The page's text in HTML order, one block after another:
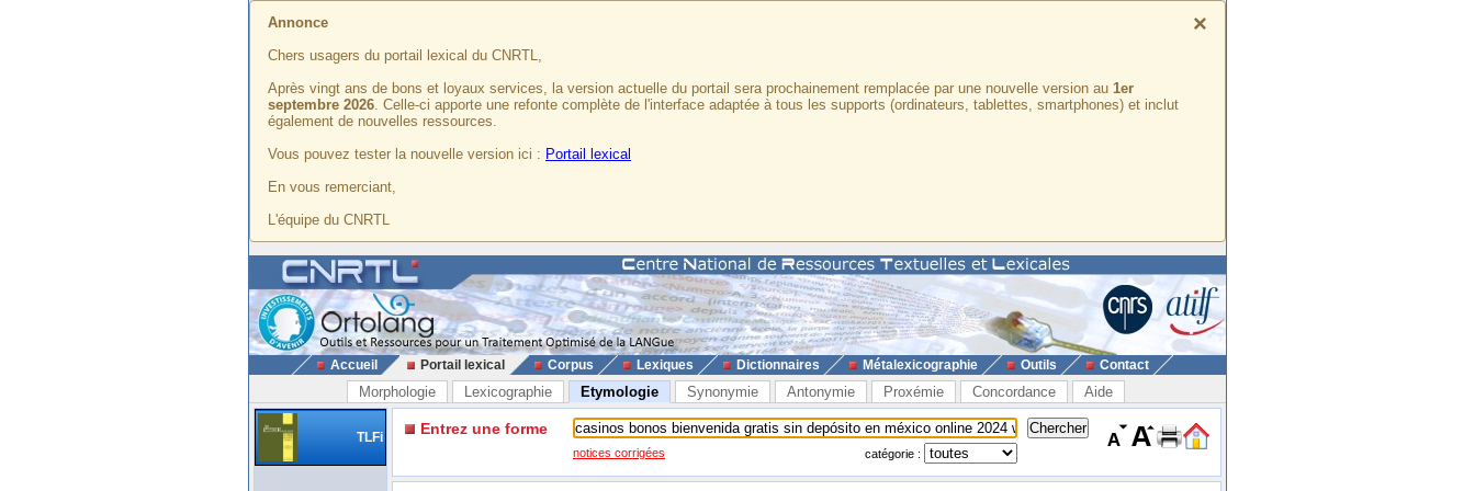
×
Annonce
Chers usagers du portail lexical du CNRTL,
Après vingt ans de bons et loyaux services, la version actuelle du portail sera prochainement remplacée par une nouvelle version au 1er
septembre 2026. Celle-ci apporte une refonte complète de l'interface adaptée à tous les supports (ordinateurs, tablettes, smartphones) et inclut
également de nouvelles ressources.
Vous pouvez tester la nouvelle version ici : Portail lexical
En vous remerciant,
L'équipe du CNRTL
Accueil Portail lexical Corpus Lexiques Dictionnaires Métalexicographie Outils Contact
Morphologie Lexicographie Etymologie Synonymie Antonymie Proxémie Concordance Aide
TLFi Entrez une forme
notices corrigées catégorie :